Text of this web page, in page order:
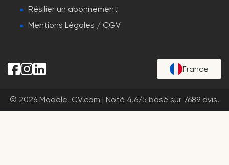
Résilier un abonnement
Mentions Légales / CGV
France
© 2026 Modele-CV.com | Noté 4.6/5 basé sur 7689 avis.